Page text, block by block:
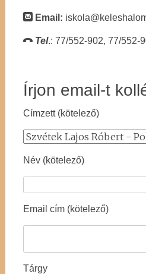
Email:
Tel.: 77/552-902, 77/552-
Írjon email-t
Címzett (kötelező)
Név (kötelező)
Email cím (kötelező)
Tárgy